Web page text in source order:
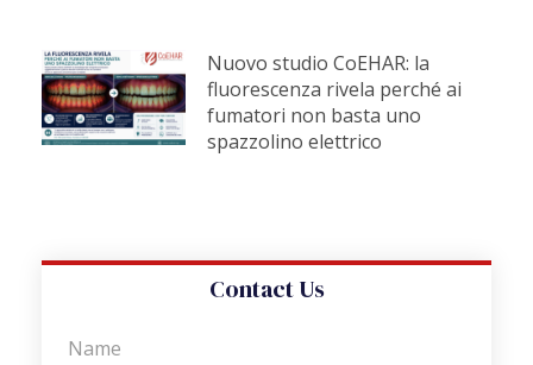
Nuovo studio CoEHAR: la
fluorescenza rivela perché ai
fumatori non basta uno
spazzolino elettrico
Contact Us